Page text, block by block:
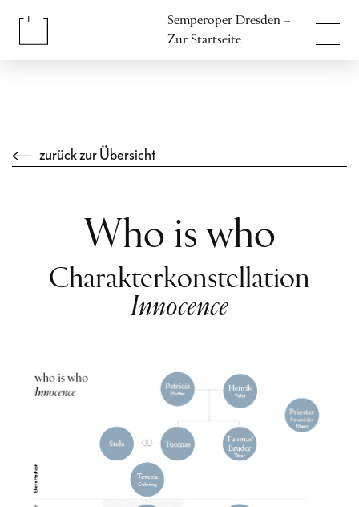
Semperoper Dresden –
Zur Startseite
zurück zur Übersicht
Who is who
Charakterkonstellation
Innocence